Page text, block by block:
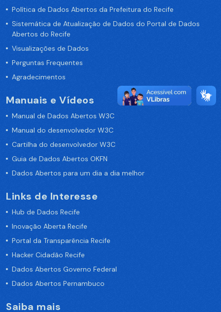
Política de Dados Abertos da Prefeitura do Recife
Sistemática de Atualização de Dados do Portal de Dados
Abertos do Recife
Visualizações de Dados
Perguntas Frequentes
Agradecimentos
Manuais e Vídeos
Manual de Dados Abertos W3C
Manual do desenvolvedor W3C
Cartilha do desenvolvedor W3C
Guia de Dados Abertos OKFN
Dados Abertos para um dia a dia melhor
Links de Interesse
Hub de Dados Recife
Inovação Aberta Recife
Portal da Transparência Recife
Hacker Cidadão Recife
Dados Abertos Governo Federal
Dados Abertos Pernambuco
Saiba mais